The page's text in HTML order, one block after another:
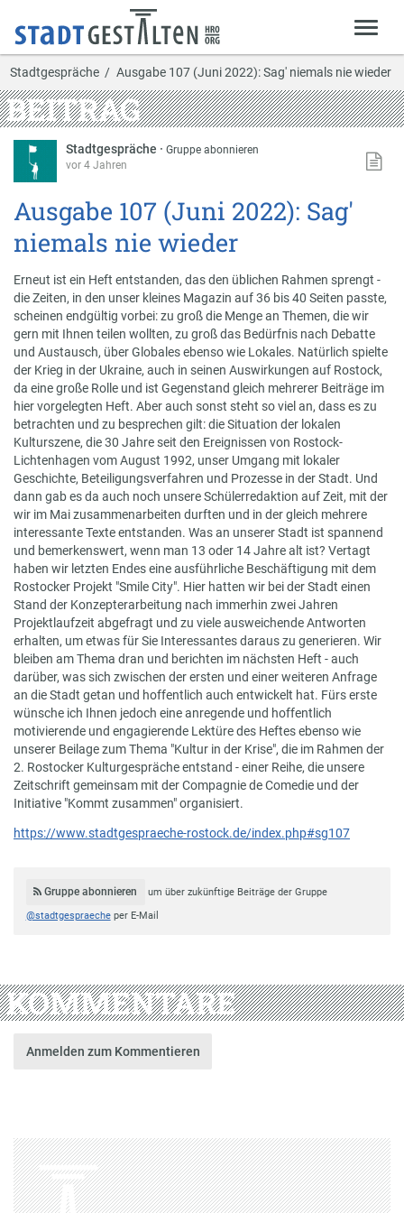
Stadtgespräche Ausgabe 107 (Juni 2022): Sag' niemals nie wieder
BEITRAG
Stadtgespräche ·Gruppe abonnieren
vor 4 Jahren
Ausgabe 107 (Juni 2022): Sag'
niemals nie wieder
Erneut ist ein Heft entstanden, das den üblichen Rahmen sprengt -
die Zeiten, in den unser kleines Magazin auf 36 bis 40 Seiten passte,
scheinen endgültig vorbei: zu groß die Menge an Themen, die wir
gern mit Ihnen teilen wollten, zu groß das Bedürfnis nach Debatte
und Austausch, über Globales ebenso wie Lokales. Natürlich spielte
der Krieg in der Ukraine, auch in seinen Auswirkungen auf Rostock,
da eine große Rolle und ist Gegenstand gleich mehrerer Beiträge im
hier vorgelegten Heft. Aber auch sonst steht so viel an, dass es zu
betrachten und zu besprechen gilt: die Situation der lokalen
Kulturszene, die 30 Jahre seit den Ereignissen von Rostock-
Lichtenhagen vom August 1992, unser Umgang mit lokaler
Geschichte, Beteiligungsverfahren und Prozesse in der Stadt. Und
dann gab es da auch noch unsere Schülerredaktion auf Zeit, mit der
wir im Mai zusammenarbeiten durften und in der gleich mehrere
interessante Texte entstanden. Was an unserer Stadt ist spannend
und bemerkenswert, wenn man 13 oder 14 Jahre alt ist? Vertagt
haben wir letzten Endes eine ausführliche Beschäftigung mit dem
Rostocker Projekt "Smile City". Hier hatten wir bei der Stadt einen
Stand der Konzepterarbeitung nach immerhin zwei Jahren
Projektlaufzeit abgefragt und zu viele ausweichende Antworten
erhalten, um etwas für Sie Interessantes daraus zu generieren. Wir
bleiben am Thema dran und berichten im nächsten Heft - auch
darüber, was sich zwischen der ersten und einer weiteren Anfrage
an die Stadt getan und hoffentlich auch entwickelt hat. Fürs erste
wünsche ich Ihnen jedoch eine anregende und hoffentlich
motivierende und engagierende Lektüre des Heftes ebenso wie
unserer Beilage zum Thema "Kultur in der Krise", die im Rahmen der
2. Rostocker Kulturgespräche entstand - einer Reihe, die unsere
Zeitschrift gemeinsam mit der Compagnie de Comedie und der
Initiative "Kommt zusammen" organisiert.
https://www.stadtgespraeche-rostock.de/index.php#sg107
Gruppe abonnieren
um über zukünftige Beiträge der Gruppe
@stadtgespraecheper E-Mail
KOMMENTARE
Anmelden zum Kommentieren